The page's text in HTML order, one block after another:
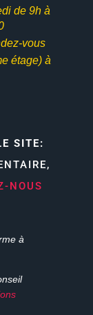
de 9h à
vous
étage) à
SITE:
NOUS
à